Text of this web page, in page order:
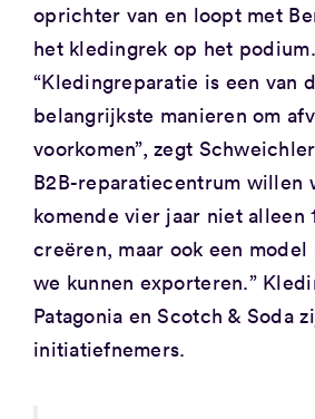
oprichter van en loopt met
het kledingrek op het podium.
“Kledingreparatie is een van
belangrijkste manieren om
voorkomen”, zegt
B2B-reparatiecentrum willen
komende vier jaar niet alleen
creëren, maar ook een
we kunnen exporteren.”
Patagonia en Scotch & Soda
initiatiefnemers.